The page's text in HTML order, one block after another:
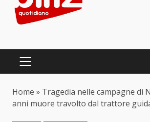
PRIMARY
Home » Tragedia nelle campagne di
anni muore travolto dal trattore